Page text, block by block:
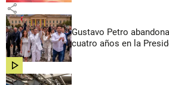
share
Gustavo Petro
cuatro años en la
share